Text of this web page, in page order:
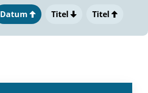
Datum Titel Titel